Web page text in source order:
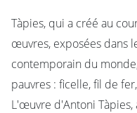
Tàpies, qui a créé au
œuvres, exposées dans
contemporain du
pauvres : ficelle, fil de
L'œuvre d'Antoni